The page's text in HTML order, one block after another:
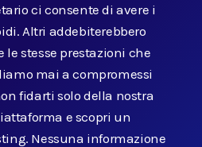
ci consente di avere i
Altri addebiterebbero
le stesse prestazioni che
mai a compromessi
fidarti solo della nostra
e scopri un
Nessuna informazione